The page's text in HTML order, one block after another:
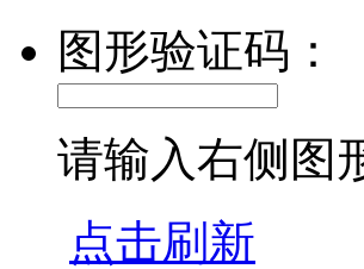
图形验证码：
请输入右侧图
点击刷新